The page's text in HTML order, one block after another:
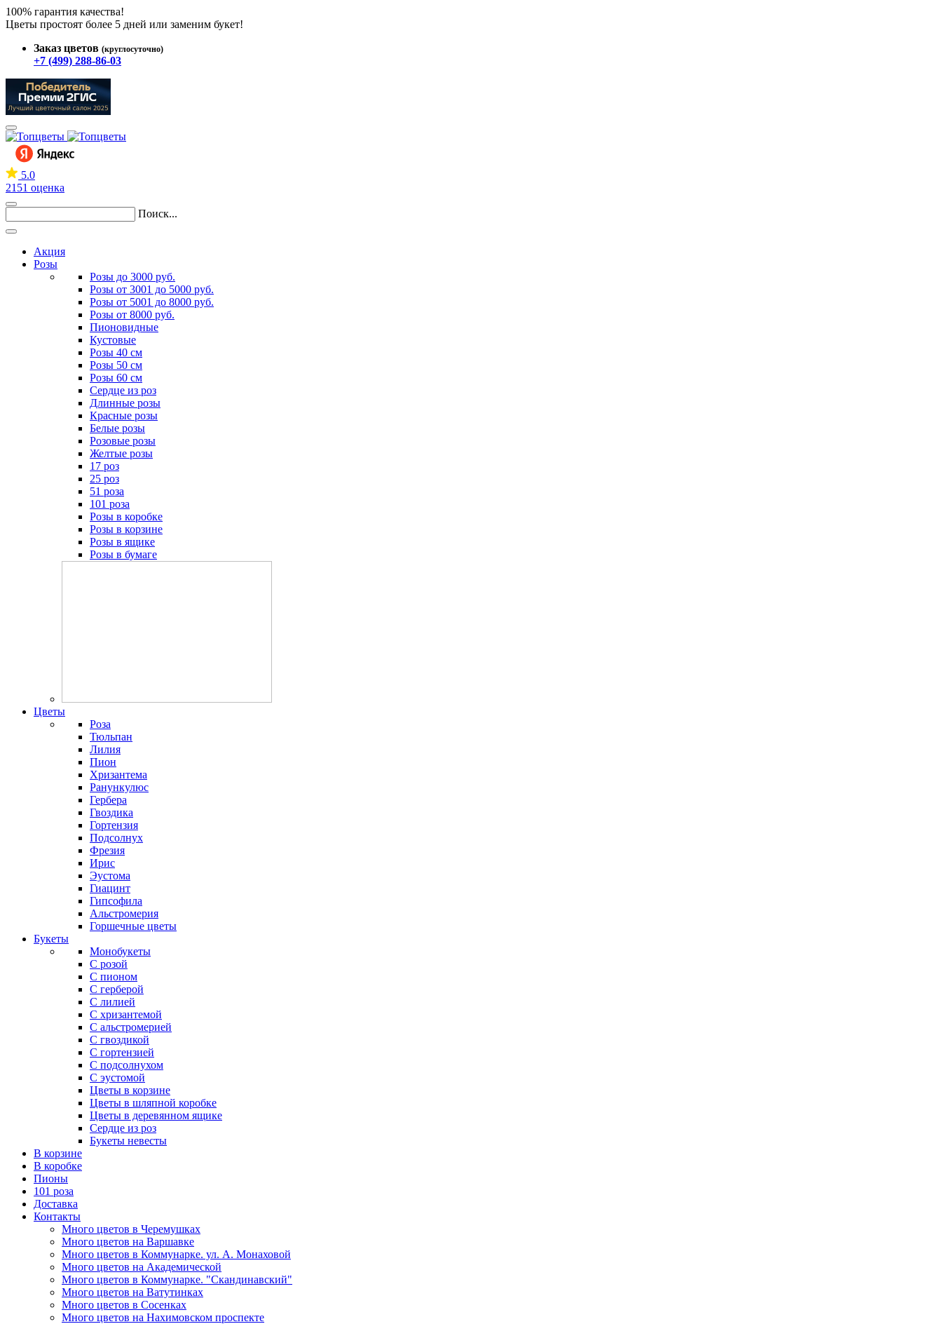
100% гарантия качества!
Цветы простоят более 5 дней или заменим букет!
Заказ цветов (круглосуточно)
+7 (499) 288-86-03
5.0
2151 оценка
Поиск...
Акция
Розы
Розы до 3000 руб.
Розы от 3001 до 5000 руб.
Розы от 5001 до 8000 руб.
Розы от 8000 руб.
Пионовидные
Кустовые
Розы 40 см
Розы 50 см
Розы 60 см
Сердце из роз
Длинные розы
Красные розы
Белые розы
Розовые розы
Желтые розы
17 роз
25 роз
51 роза
101 роза
Розы в коробке
Розы в корзине
Розы в ящике
Розы в бумаге
Цветы
Роза
Тюльпан
Лилия
Пион
Хризантема
Ранункулюс
Гербера
Гвоздика
Гортензия
Подсолнух
Фрезия
Ирис
Эустома
Гиацинт
Гипсофила
Альстромерия
Горшечные цветы
Букеты
Монобукеты
С розой
С пионом
С герберой
С лилией
С хризантемой
С альстромерией
С гвоздикой
С гортензией
С подсолнухом
С эустомой
Цветы в корзине
Цветы в шляпной коробке
Цветы в деревянном ящике
Сердце из роз
Букеты невесты
В корзине
В коробке
Пионы
101 роза
Доставка
Контакты
Много цветов в Черемушках
Много цветов на Варшавке
Много цветов в Коммунарке. ул. А. Монаховой
Много цветов на Академической
Много цветов в Коммунарке. "Скандинавский"
Много цветов на Ватутинках
Много цветов в Сосенках
Много цветов на Нахимовском проспекте